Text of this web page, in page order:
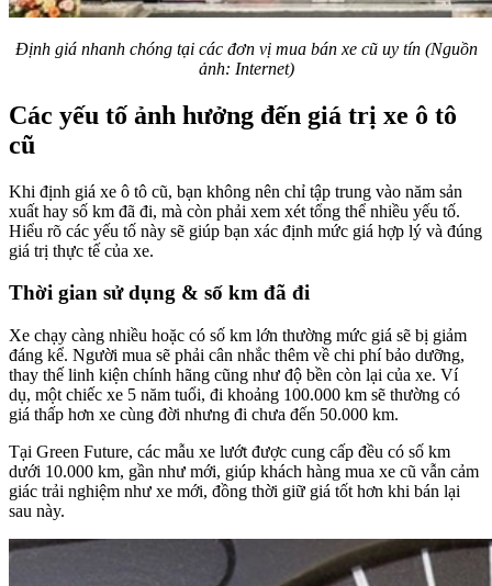
Định giá nhanh chóng tại các đơn vị mua bán xe cũ uy tín (Nguồn
ảnh: Internet)
Các yếu tố ảnh hưởng đến giá trị xe ô tô
cũ
Khi định giá xe ô tô cũ, bạn không nên chỉ tập trung vào năm sản
xuất hay số km đã đi, mà còn phải xem xét tổng thể nhiều yếu tố.
Hiểu rõ các yếu tố này sẽ giúp bạn xác định mức giá hợp lý và đúng
giá trị thực tế của xe.
Thời gian sử dụng & số km đã đi
Xe chạy càng nhiều hoặc có số km lớn thường mức giá sẽ bị giảm
đáng kể. Người mua sẽ phải cân nhắc thêm về chi phí bảo dưỡng,
thay thế linh kiện chính hãng cũng như độ bền còn lại của xe. Ví
dụ, một chiếc xe 5 năm tuổi, đi khoảng 100.000 km sẽ thường có
giá thấp hơn xe cùng đời nhưng đi chưa đến 50.000 km.
Tại Green Future, các mẫu xe lướt được cung cấp đều có số km
dưới 10.000 km, gần như mới, giúp khách hàng mua xe cũ vẫn cảm
giác trải nghiệm như xe mới, đồng thời giữ giá tốt hơn khi bán lại
sau này.